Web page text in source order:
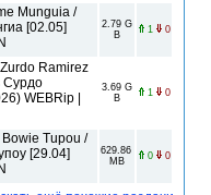
Munguia /
[02.05]
2.79 G
B
1 0
Ramirez
Сурдо
WEBRip |
3.69 G
B
1 0
Bowie Tupou /
[29.04]
629.86
MB
0 0